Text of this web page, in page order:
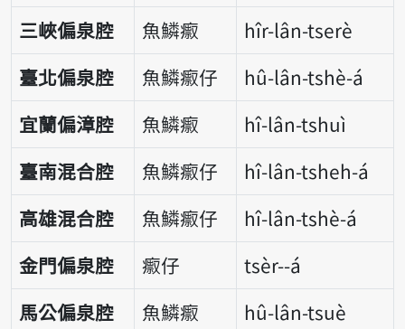
三峽偏泉腔
魚鱗𤺅
hîr-lân-tserè
臺北偏泉腔
魚鱗𤺅仔
hû-lân-tshè-á
宜蘭偏漳腔
魚鱗𤺅
hî-lân-tshuì
臺南混合腔
魚鱗𤺅仔
hî-lân-tsheh-á
高雄混合腔
魚鱗𤺅仔
hî-lân-tshè-á
金門偏泉腔
𤺅仔
tsèr--á
馬公偏泉腔
魚鱗𤺅
hû-lân-tsuè